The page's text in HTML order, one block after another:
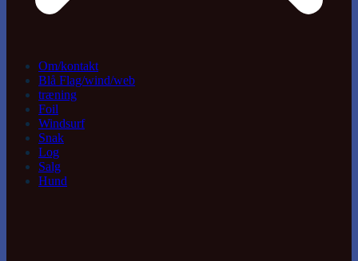
Om/kontakt
Blå Flag/wind/web
træning
Foil
Windsurf
Snak
Log
Salg
Hund